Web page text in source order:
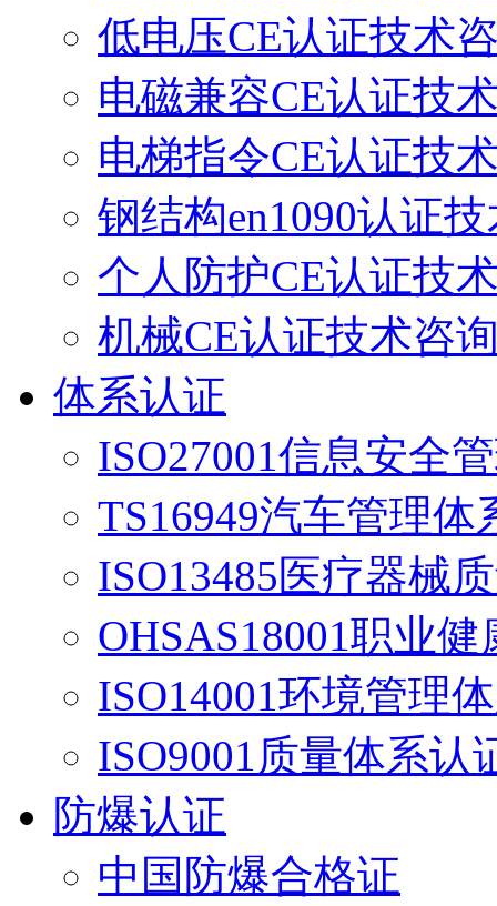
低电压CE认证技术
电磁兼容CE认证技
电梯指令CE认证技
钢结构en1090认证
个人防护CE认证技
机械CE认证技术咨
体系认证
ISO27001信息安全
TS16949汽车管理体
ISO13485医疗器械
OHSAS18001职业
ISO14001环境管理
ISO9001质量体系认
防爆认证
中国防爆合格证